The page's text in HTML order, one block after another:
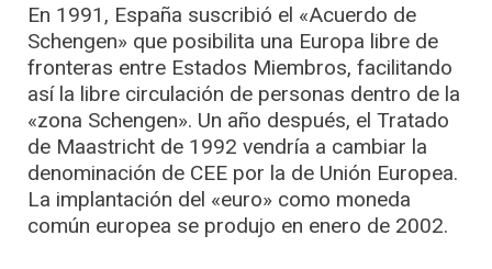
En 1991, España suscribió el «Acuerdo de
Schengen» que posibilita una Europa libre de
fronteras entre Estados Miembros, facilitando
así la libre circulación de personas dentro de la
«zona Schengen». Un año después, el Tratado
de Maastricht de 1992 vendría a cambiar la
denominación de CEE por la de Unión Europea.
La implantación del «euro» como moneda
común europea se produjo en enero de 2002.